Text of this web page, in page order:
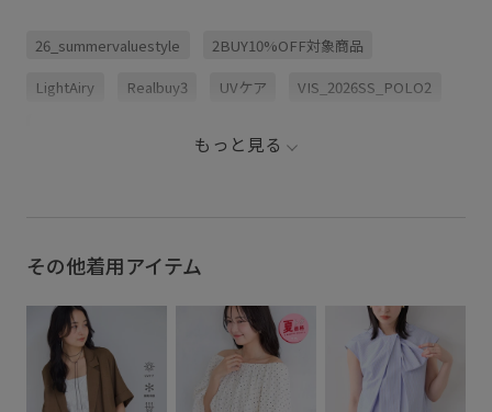
26_summervaluestyle 2BUY10%OFF対象商品
LightAiry Realbuy3 UVケア VIS_2026SS_POLO2
スッキリ スッキリ見え
ベーシック 夏の機能素材アイテム
接触冷感 洗濯機で洗える 爽やか 着心地が良い
もっと見る
その他着用アイテム